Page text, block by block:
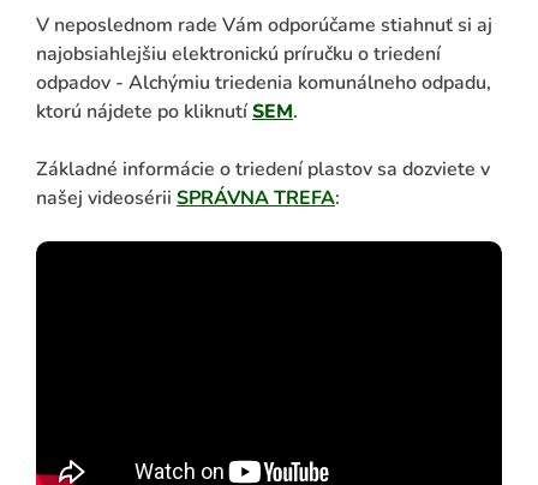
V neposlednom rade Vám odporúčame stiahnuť si aj
najobsiahlejšiu elektronickú príručku o triedení
odpadov - Alchýmiu triedenia komunálneho odpadu,
ktorú nájdete po kliknutíSEM.
Základné informácie o triedení plastov sa dozviete v
našej videosérii SPRÁVNA TREFA: